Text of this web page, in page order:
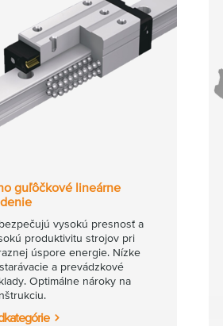
guľôčkové lineárne
vysokú presnosť a
produktivitu strojov pri
úspore energie. Nízke
a prevádzkové
Optimálne nároky na